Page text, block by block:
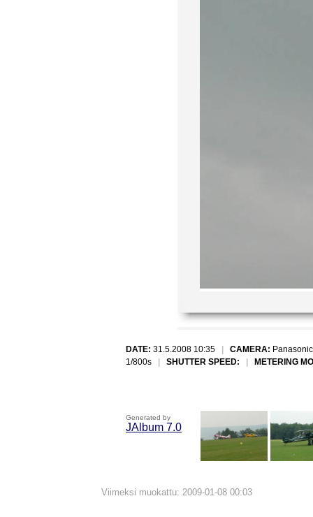
DATE: 31.5.2008 10:35 CAMERA:
1/800s
SHUTTER SPEED: METERING
Generated by
JAlbum 7.0
Viimeksi muokattu: 2009-01-08 00:03